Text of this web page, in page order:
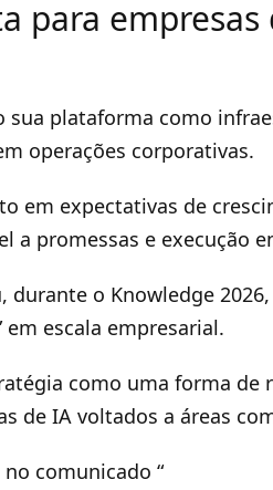
para empresas
sua plataforma como
operações corporativas.
em expectativas de
a promessas e execução
durante o Knowledge
escala empresarial.
como uma forma de
de IA voltados a áreas
comunicado “